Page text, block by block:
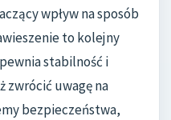
wpływ na sposób
to kolejny
stabilność i
zwrócić uwagę na
bezpieczeństwa,